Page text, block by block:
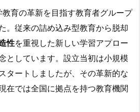
育の革新を目指す教育者グループ
。従来の詰め込み型教育から脱却
性を重視した新しい学習アプロー
としています。設立当初は小規模
タートしましたが、その革新的な
在では全国に拠点を持つ教育機関